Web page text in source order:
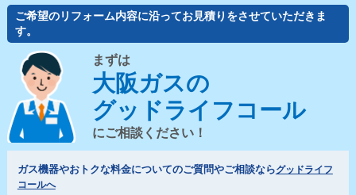
ご希望のリフォーム内容に沿ってお見積りをさせていただきま
す。
まずは
大阪ガスの
グッドライフコール
にご相談ください！
ガス機器やおトクな料金についてのご質問やご相談ならグッドライフ
コールへ